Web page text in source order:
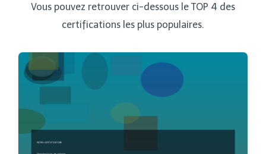
Vous pouvez retrouver ci-dessous le TOP 4 des
certifications les plus populaires.